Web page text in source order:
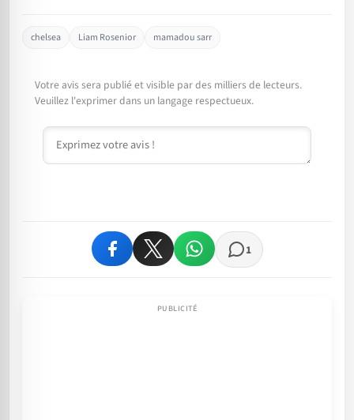
chelsea Liam Rosenior mamadou sarr
Votre avis sera publié et visible par des milliers de lecteurs.
Veuillez l'exprimer dans un langage respectueux.
Commentaire
1